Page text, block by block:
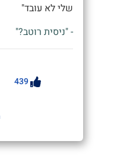
שלי לא עובד"
- "ניסית רוטב?"
439